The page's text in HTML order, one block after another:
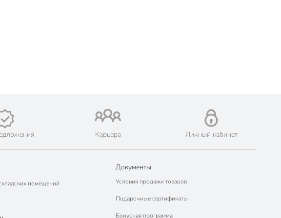
Карьера Личный кабинет
помещений
Документы
Условия продажи товаров
Подарочные сертификаты
Бонусная программа